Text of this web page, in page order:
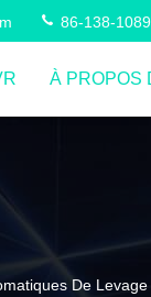
86-138-
À PROPOS
De